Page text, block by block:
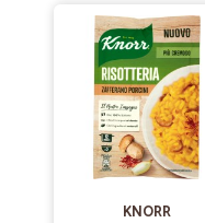
—Dino B.
Molto buona
Molto buona, considerato il
KNORR